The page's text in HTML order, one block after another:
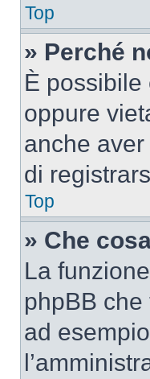
Top
» Perché
È
oppure
anche
di
Top
» Che
La
phpBB
ad